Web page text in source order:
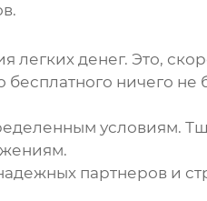
легких денег. Это,
ничего
условиям.
партнеров и